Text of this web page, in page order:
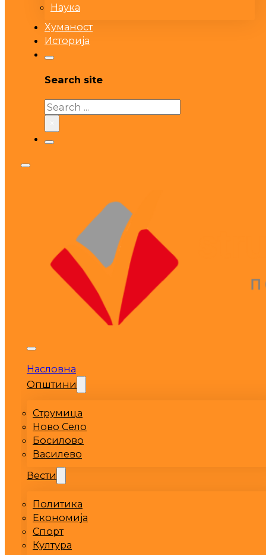
Наука
Хуманост
Историја
Search site
Search
Насловна
Општини
Струмица
Ново Село
Босилово
Василево
Вести
Политика
Економија
Спорт
Култура